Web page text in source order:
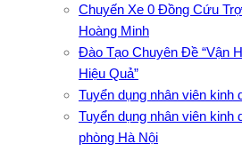
Chuyến Xe 0 Đồng Cứu
Hoàng Minh
Đào Tạo Chuyên Đề “Vận
Hiệu Quả”
Tuyển dụng nhân viên kinh
Tuyển dụng nhân viên kinh
phòng Hà Nội